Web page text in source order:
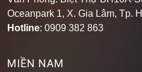
Oceanpark 1, X. Gia Lâm, Tp.
Hotline: 0909 382 863
MIỀN NAM